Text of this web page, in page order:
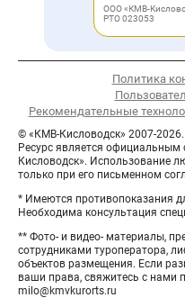
ООО «КМВ-
РТО 023053
Политика
Рекомендательные
© «КМВ-Кисловодск» 2007-
Ресурс является
Кисловодск». Использование
только при его письменном
* Имеются противопоказания
Необходима консультация
** Фото- и видео- материалы,
сотрудниками туроператора,
объектов размещения. Если
ваши права, свяжитесь с нами
milo@kmvkurorts.ru